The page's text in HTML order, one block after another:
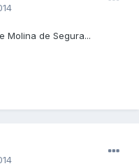
Molina de Segura...